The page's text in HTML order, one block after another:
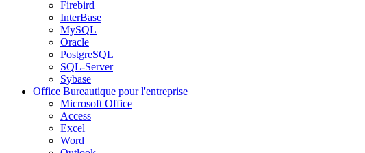
Firebird
InterBase
MySQL
Oracle
PostgreSQL
SQL-Server
Sybase
Office Bureautique pour l'entreprise
Microsoft Office
Access
Excel
Word